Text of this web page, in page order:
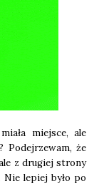
miejsce, ale
Podejrzewam, że
z drugiej strony
Nie lepiej było po